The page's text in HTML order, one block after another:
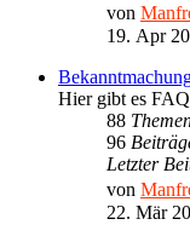
von
19. Apr
Hier gibt es
88
96
Letzter
von
22. Mär